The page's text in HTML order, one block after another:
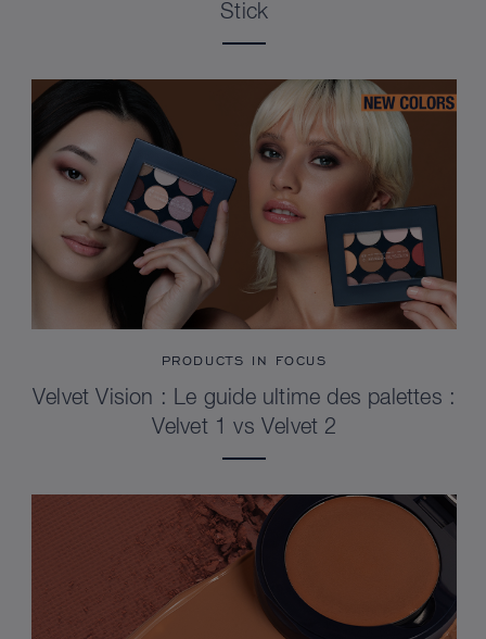
Stick
PRODUCTS IN FOCUS
Velvet Vision : Le guide ultime des palettes :
Velvet 1 vs Velvet 2